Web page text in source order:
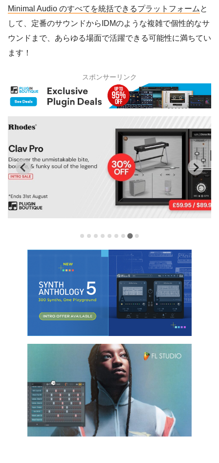
Minimal Audio のすべてを統括できるプラットフォーム と
して、定番のサウンドからIDMのような複雑で個性的なサ
ウンドまで、あらゆる場面で活躍できる可能性に満ちてい
ます！
スポンサーリンク